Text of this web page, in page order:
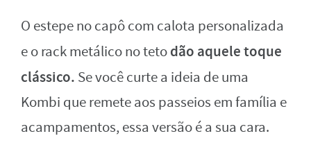
O estepe no capô com calota personalizada
e o rack metálico no tetodão aquele toque
clássico. Se você curte a ideia de uma
Kombi que remete aos passeios em família e
acampamentos, essa versão é a sua cara.